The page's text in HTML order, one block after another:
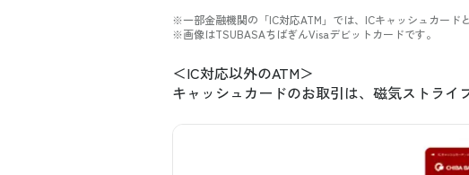
※一部金融機関の「IC対応ATM」では、ICキャッシュカード
※画像はTSUBASAちばぎんVisaデビットカードです。
＜IC対応以外のATM＞
キャッシュカードのお取引は、磁気ストライ